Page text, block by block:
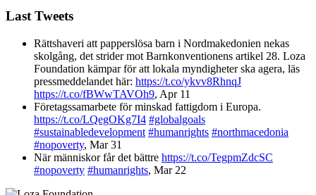
Last Tweets
Rättshaveri att papperslösa barn i Nordmakedonien nekas
skolgång, det strider mot Barnkonventionens artikel 28. Loza
Foundation kämpar för att lokala myndigheter ska agera, läs
pressmeddelandet här: https://t.co/ykvv8RhnqJ
https://t.co/fBWwTAVOh9, Apr 11
Företagssamarbete för minskad fattigdom i Europa.
https://t.co/LQegOKg7I4 #globalgoals
#sustainabledevelopment #humanrights #northmacedonia
#nopoverty, Mar 31
När människor får det bättre https://t.co/TegpmZdcSC
#nopoverty #humanrights, Mar 22